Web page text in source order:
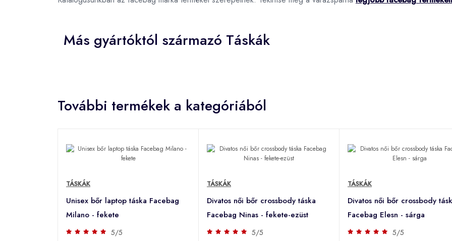
Más gyártóktól származó Táskák
További termékek a kategóriából
TÁSKÁK
Unisex bőr laptop táska Facebag
Milano - fekete
5/5
TÁSKÁK
Divatos női bőr crossbody táska
Facebag Ninas - fekete-ezüst
5/5
TÁSKÁK
Divatos női bőr crossbody
Facebag Elesn - sárga
5/5